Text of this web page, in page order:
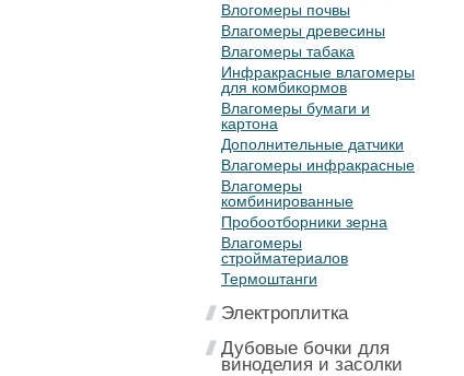
Влогомеры почвы
Влагомеры древесины
Влагомеры табака
Инфракрасные влагомеры
для комбикормов
Влагомеры бумаги и
картона
Дополнительные датчики
Влагомеры инфракрасные
Влагомеры
комбинированные
Пробоотборники зерна
Влагомеры
стройматериалов
Термоштанги
Электроплитка
Дубовые бочки для
виноделия и засолки